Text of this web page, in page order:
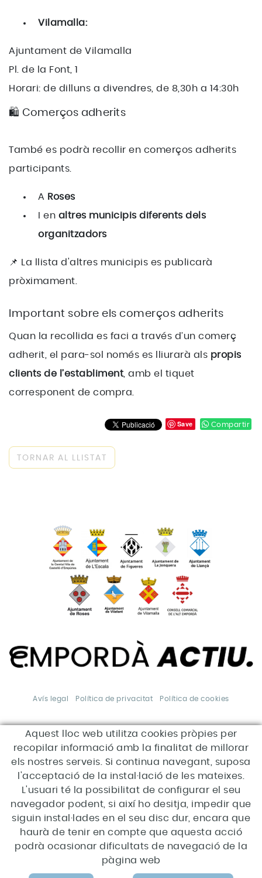
Vilamalla:
Ajuntament de Vilamalla
Pl. de la Font, 1
Horari: de dilluns a divendres, de 8,30h a 14:30h
🛍️ Comerços adherits
També es podrà recollir en comerços adherits
participants.
A Roses
I en altres municipis diferents dels
organitzadors
📌 La llista d'altres municipis es publicarà
pròximament.
Important sobre els comerços adherits
Quan la recollida es faci a través d’un comerç
adherit, el para-sol només es lliurarà als propis
clients de l’establiment , amb el tiquet
corresponent de compra.
Save Compartir
TORNAR AL LLISTAT
Avís legal Política de privacitat Política de cookies
*Aquesta acció està
subvencionada pel Servei Públic
d'Ocupació de Catalunya en el
marc dels Programes de suport
al desenvolupament local.
Aquest lloc web utilitza cookies pròpies per
recopilar informació amb la finalitat de millorar
els nostres serveis. Si continua navegant, suposa
l'acceptació de la instal·lació de les mateixes.
L'usuari té la possibilitat de configurar el seu
navegador podent, si així ho desitja, impedir que
siguin instal·lades en el seu disc dur, encara que
haurà de tenir en compte que aquesta acció
podrà ocasionar dificultats de navegació de la
pàgina web